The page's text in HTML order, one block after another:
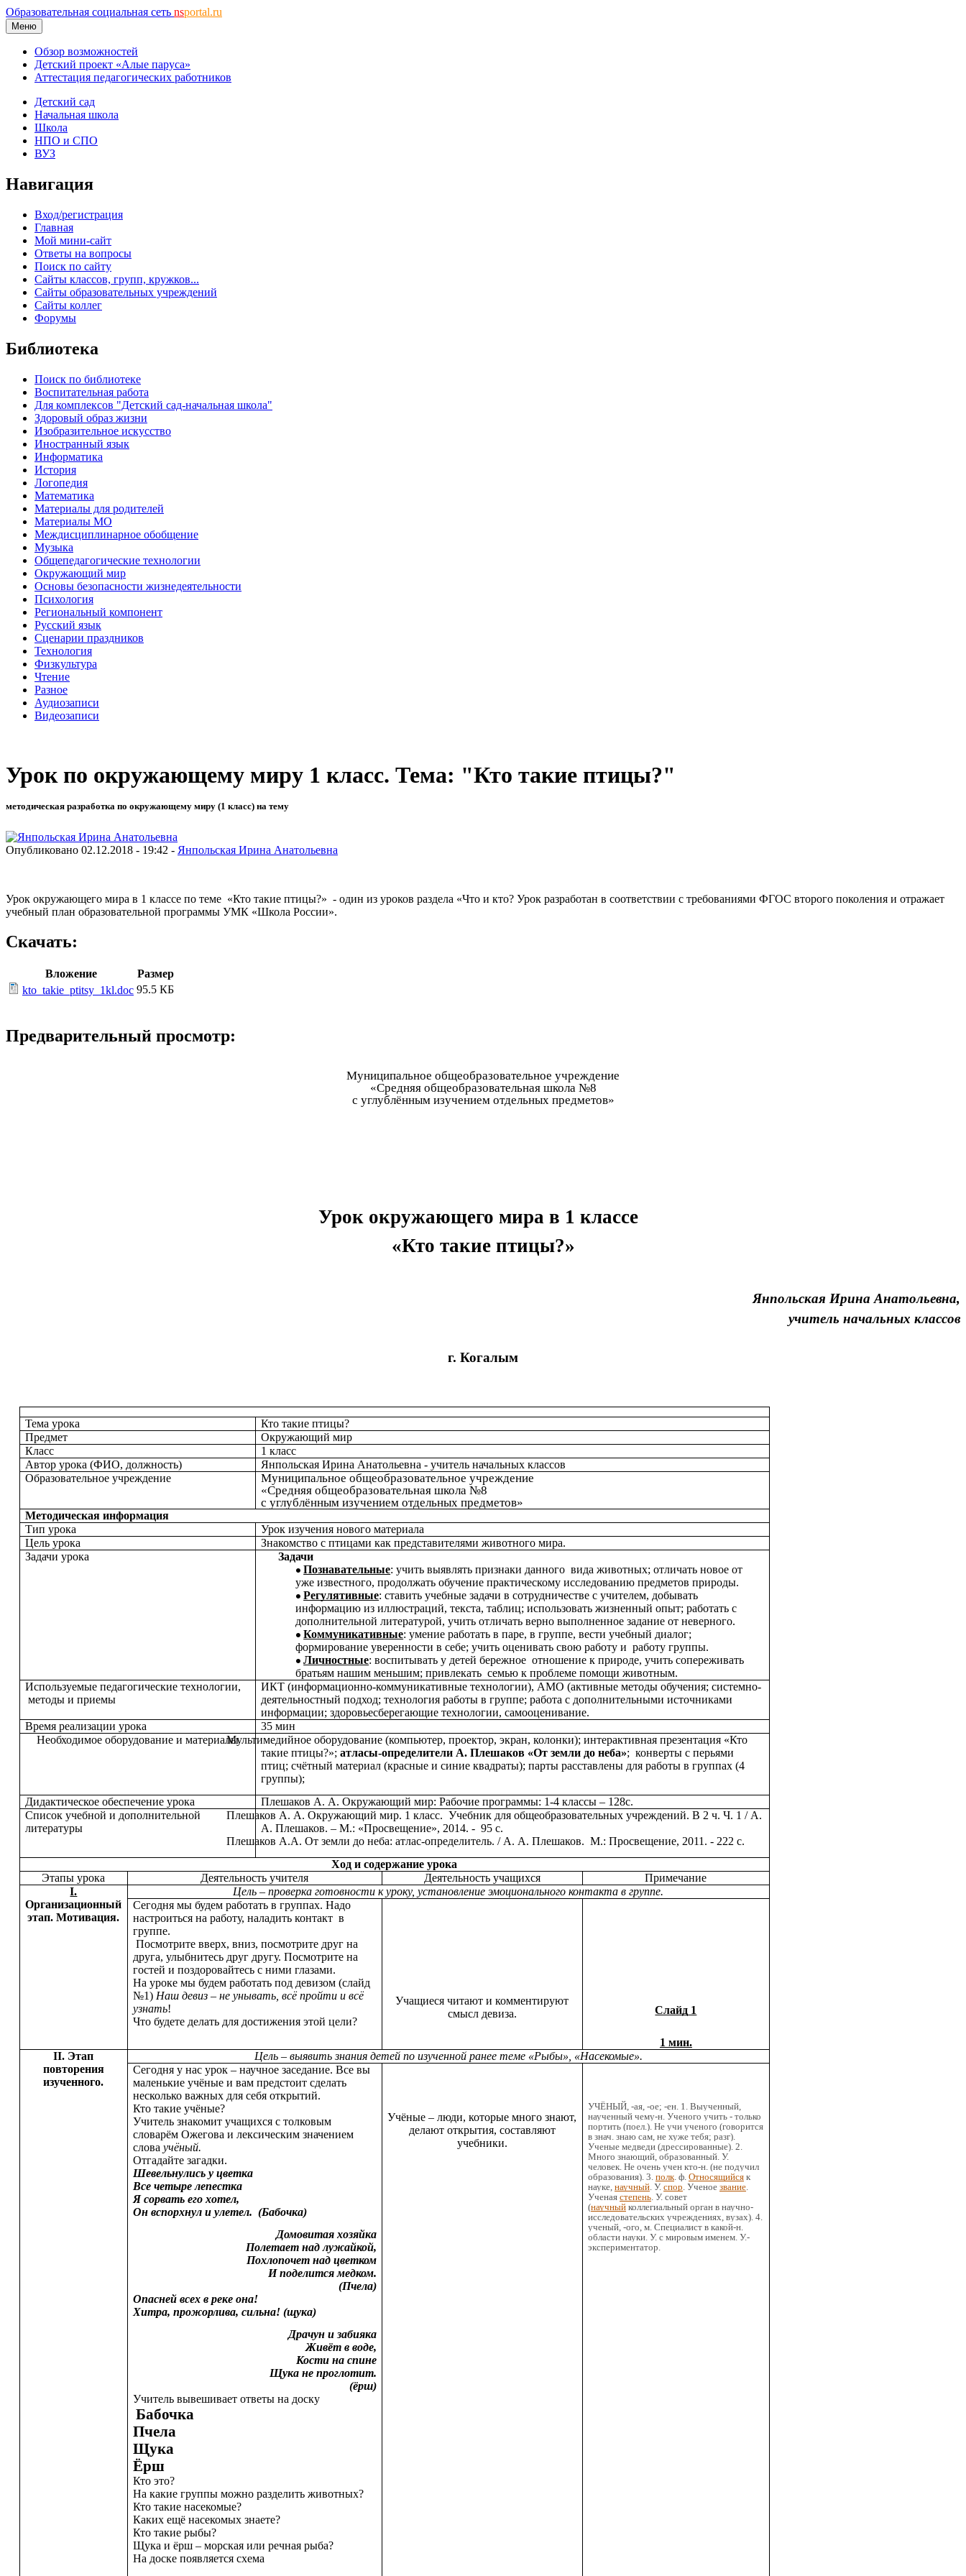
Образовательная социальная сеть nsportal.ru
Меню
Обзор возможностей
Детский проект «Алые паруса»
Аттестация педагогических работников
Детский сад
Начальная школа
Школа
НПО и СПО
ВУЗ
Навигация
Вход/регистрация
Главная
Мой мини-сайт
Ответы на вопросы
Поиск по сайту
Сайты классов, групп, кружков...
Сайты образовательных учреждений
Сайты коллег
Форумы
Библиотека
Поиск по библиотеке
Воспитательная работа
Для комплексов "Детский сад-начальная школа"
Здоровый образ жизни
Изобразительное искусство
Иностранный язык
Информатика
История
Логопедия
Математика
Материалы для родителей
Материалы МО
Междисциплинарное обобщение
Музыка
Общепедагогические технологии
Окружающий мир
Основы безопасности жизнедеятельности
Психология
Региональный компонент
Русский язык
Сценарии праздников
Технология
Физкультура
Чтение
Разное
Аудиозаписи
Видеозаписи
Урок по окружающему миру 1 класс. Тема: "Кто такие птицы?"
методическая разработка по окружающему миру (1 класс) на тему
Опубликовано 02.12.2018 - 19:42 - Янпольская Ирина Анатольевна
Урок окружающего мира в 1 классе по теме «Кто такие птицы?» - один из уроков раздела «Что и кто? Урок разработан в соответствии с требованиями ФГОС второго поколения и отражает
учебный план образовательной программы УМК «Школа России».
Скачать:
Вложение
Размер
kto_takie_ptitsy_1kl.doc 95.5 КБ
Предварительный просмотр:
Муниципальное общеобразовательное учреждение
«Средняя общеобразовательная школа №8
с углублённым изучением отдельных предметов»
Урок окружающего мира в 1 классе
«Кто такие птицы?»
Янпольская Ирина Анатольевна,
учитель начальных классов
г. Когалым
Тема урока
Кто такие птицы?
Предмет
Окружающий мир
Класс
1 класс
Автор урока (ФИО, должность)
Янпольская Ирина Анатольевна - учитель начальных классов
Образовательное учреждение
Муниципальное общеобразовательное учреждение
«Средняя общеобразовательная школа №8
с углублённым изучением отдельных предметов»
Методическая информация
Тип урока
Урок изучения нового материала
Цель урока
Знакомство с птицами как представителями животного мира.
Задачи урока
Задачи
Познавательные: учить выявлять признаки данного вида животных; отличать новое от
уже известного, продолжать обучение практическому исследованию предметов природы.
Регулятивные: ставить учебные задачи в сотрудничестве с учителем, добывать
информацию из иллюстраций, текста, таблиц; использовать жизненный опыт; работать с
дополнительной литературой, учить отличать верно выполненное задание от неверного.
Коммуникативные: умение работать в паре, в группе, вести учебный диалог;
формирование уверенности в себе; учить оценивать свою работу и работу группы.
Личностные: воспитывать у детей бережное отношение к природе, учить сопереживать
братьям нашим меньшим; привлекать семью к проблеме помощи животным.
Используемые педагогические технологии,
методы и приемы
ИКТ (информационно-коммуникативные технологии), АМО (активные методы обучения; системно-
деятельностный подход; технология работы в группе; работа с дополнительными источниками
информации; здоровьесберегающие технологии, самооценивание.
Время реализации урока
35 мин
Необходимое оборудование и материалыМультимедийное оборудование (компьютер, проектор, экран, колонки); интерактивная презентация «Кто
такие птицы?»; атласы-определители А. Плешаков «От земли до неба»; конверты с перьями
птиц; счётный материал (красные и синие квадраты); парты расставлены для работы в группах (4
группы);
Дидактическое обеспечение урока
Плешаков А. А. Окружающий мир: Рабочие программы: 1-4 классы – 128с.
Список учебной и дополнительной
литературы
Плешаков А. А. Окружающий мир. 1 класс. Учебник для общеобразовательных учреждений. В 2 ч. Ч. 1 / А.
А. Плешаков. – М.: «Просвещение», 2014. - 95 с.
Плешаков А.А. От земли до неба: атлас-определитель. / А. А. Плешаков. М.: Просвещение, 2011. - 222 с.
Ход и содержание урока
Этапы урока
Деятельность учителя Деятельность учащихся
Примечание
I.
Организационный
этап. Мотивация.
Цель – проверка готовности к уроку, установление эмоционального контакта в группе.
Сегодня мы будем работать в группах. Надо
настроиться на работу, наладить контакт в
группе.
Посмотрите вверх, вниз, посмотрите друг на
друга, улыбнитесь друг другу. Посмотрите на
гостей и поздоровайтесь с ними глазами.
На уроке мы будем работать под девизом (слайд
№1) Наш девиз –не унывать, всё пройти и всё
узнать!
Что будете делать для достижения этой цели?
Учащиеся читают и комментируют
смысл девиза.
Слайд 1
1 мин.
II. Этап
повторения
изученного.
Цель – выявить знания детей по изученной ранее теме «Рыбы», «Насекомые».
Сегодня у нас урок – научное заседание. Все вы
маленькие учёные и вам предстоит сделать
несколько важных для себя открытий.
Кто такие учёные?
Учитель знакомит учащихся с толковым
словарём Ожегова и лексическим значением
словаучёный.
Отгадайте загадки.
Шевельнулись у цветка
Все четыре лепестка
Я сорвать его хотел,
Он вспорхнул и улетел. (Бабочка)
Домовитая хозяйка
Полетает над лужайкой,
Похлопочет над цветком
И поделится медком.
(Пчела)
Опасней всех в реке она!
Хитра, прожорлива, сильна! (щука)
Драчун и забияка
Живёт в воде,
Кости на спине
Щука не проглотит.
(ёрш)
Учитель вывешивает ответы на доску
Бабочка
Пчела
Щука
Ёрш
Кто это?
На какие группы можно разделить животных?
Кто такие насекомые?
Каких ещё насекомых знаете?
Кто такие рыбы?
Щука и ёрш – морская или речная рыба?
На доске появляется схема
Учёные – люди, которые много знают,
делают открытия, составляют
учебники.
УЧЁНЫЙ, -ая, -ое; -ен. 1. Выученный,
наученный чему-н. Ученого учить - только
портить (поел.). Не учи ученого (говорится
в знач. знаю сам, не хуже тебя; разг).
Ученые медведи (дрессированные). 2.
Много знающий, образованный. У.
человек. Не очень учен кто-н. (не подучил
образования). 3.полк. ф.Относящийся к
науке,научный. У.спор. Ученоезвание.
Ученаястепень. У. совет
(научный коллегиальный орган в научно-
исследовательских учреждениях, вузах). 4.
ученый, -ого, м. Специалист в какой-н.
области науки. У. с мировым именем. У.-
экспериментатор.